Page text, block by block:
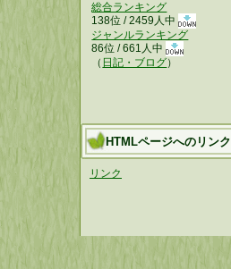
総合ランキング
138位 / 2459人中
ジャンルランキング
86位 / 661人中
（ 日記・ブログ）
HTMLページへのリンク
リンク